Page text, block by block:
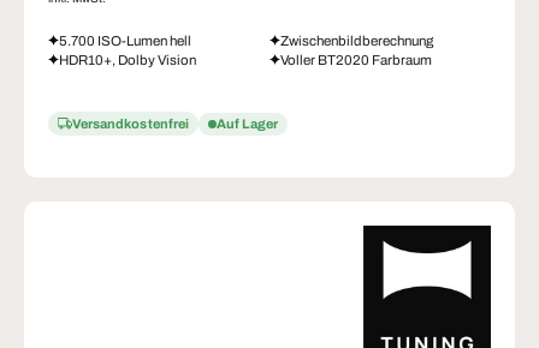
5.700 ISO-Lumen hell
Zwischenbildberechnung
HDR10+, Dolby Vision
Voller BT2020 Farbraum
Versandkostenfrei Auf Lager